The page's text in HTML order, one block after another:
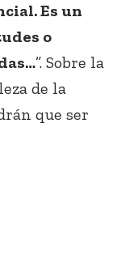
Es un
o
”. Sobre la
de la
que ser